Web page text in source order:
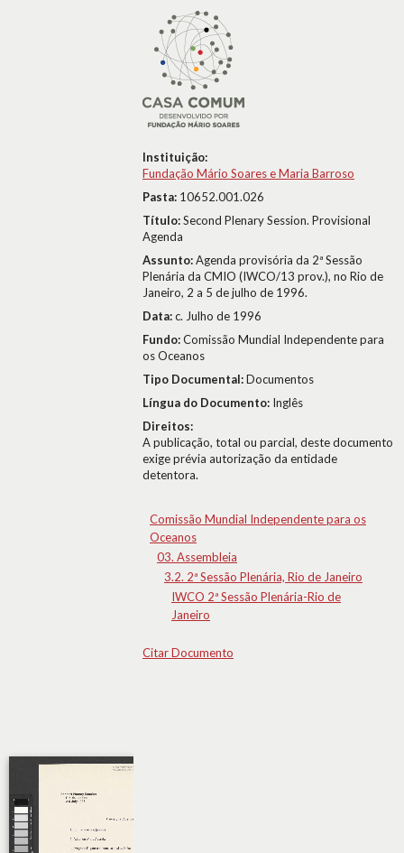
Instituição:
Fundação Mário Soares e Maria Barroso
Pasta: 10652.001.026
Título:Second Plenary Session. Provisional
Agenda
Assunto:Agenda provisória da 2ª Sessão
Plenária da CMIO (IWCO/13 prov.), no Rio de
Janeiro, 2 a 5 de julho de 1996.
Data:c. Julho de 1996
Fundo:Comissão Mundial Independente para
os Oceanos
Tipo Documental:Documentos
Língua do Documento: Inglês
Direitos:
A publicação, total ou parcial, deste documento
exige prévia autorização da entidade
detentora.
Comissão Mundial Independente para os
Oceanos
03. Assembleia
3.2. 2ª Sessão Plenária, Rio de Janeiro
IWCO 2ª Sessão Plenária-Rio de
Janeiro
Citar Documento